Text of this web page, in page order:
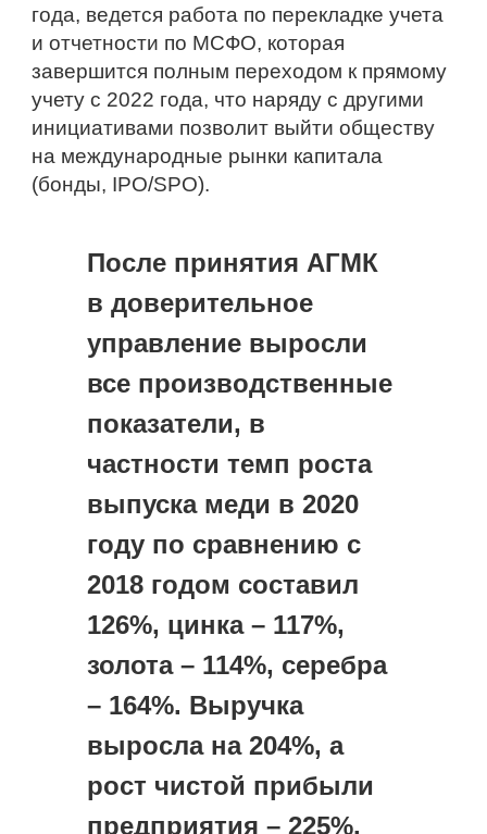
года, ведется работа по перекладке учета
и отчетности по МСФО, которая
завершится полным переходом к прямому
учету с 2022 года, что наряду с другими
инициативами позволит выйти обществу
на международные рынки капитала
(бонды, IPO/SPO).
После принятия АГМК
в доверительное
управление выросли
все производственные
показатели, в
частности темп роста
выпуска меди в 2020
году по сравнению с
2018 годом составил
126%, цинка – 117%,
золота – 114%, серебра
– 164%. Выручка
выросла на 204%, а
рост чистой прибыли
предприятия – 225%.